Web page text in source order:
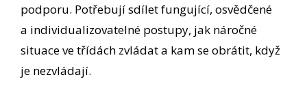
podporu. Potřebují sdílet fungující, osvědčené
a individualizovatelné postupy, jak náročné
situace ve třídách zvládat a kam se obrátit, když
je nezvládají.